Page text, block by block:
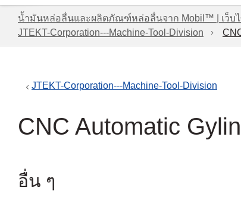
น้ำมันหล่อลื่นและผลิตภัณฑ์หล่อลื่นจาก Mobil™ | เว็บไ
JTEKT-Corporation---Machine-Tool-Division
JTEKT-Corporation---Machine-Tool-Division
CNC Automatic
อื่น ๆ